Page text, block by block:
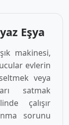
Eşya
makinesi,
evlerin
veya
satmak
çalışır
sorunu